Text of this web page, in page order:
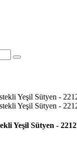
Yeşil Sütyen - 2212